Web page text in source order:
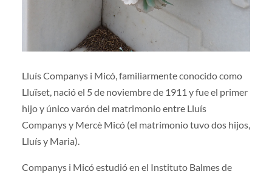
Lluís Companys i Micó, familiarmente conocido como
Lluïset, nació el 5 de noviembre de 1911 y fue el primer
hijo y único varón del matrimonio entre Lluís
Companys y Mercè Micó (el matrimonio tuvo dos hijos,
Lluís y Maria).
Companys i Micó estudió en el Instituto Balmes de